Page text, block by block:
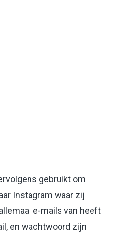
gebruikt om
Instagram waar zij
e-mails van heeft
en wachtwoord zijn